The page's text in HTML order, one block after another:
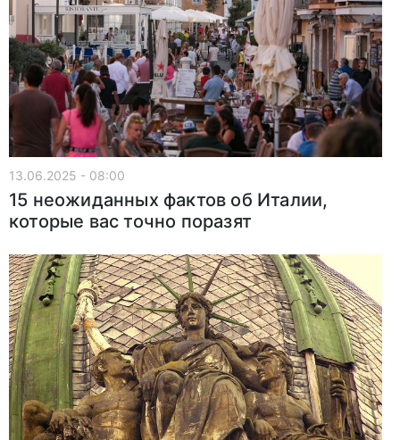
13.06.2025 - 08:00
15 неожиданных фактов об Италии,
которые вас точно поразят